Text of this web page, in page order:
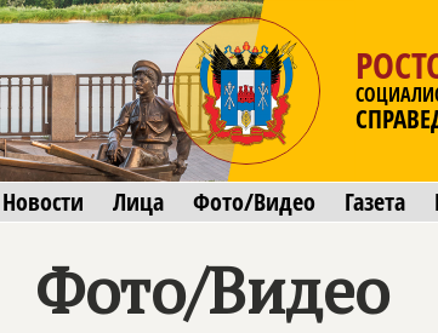
Новости Лица Фото/Видео Газета
Фото/Видео